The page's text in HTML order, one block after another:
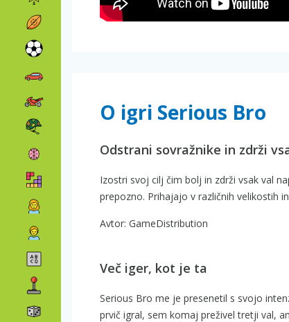
O igri Serious Bro
Odstrani sovražnike in zdrži
Izostri svoj cilj čim bolj in zdrži vsak val
prepozno. Prihajajo v različnih velikostih
Avtor: GameDistribution
Več iger, kot je ta
Serious Bro me je presenetil s svojo
prvič igral, sem komaj preživel tretji val,